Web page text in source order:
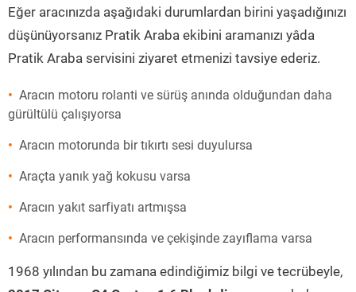
Eğer aracınızda aşağıdaki durumlardan birini yaşadığınızı
düşünüyorsanız Pratik Araba ekibini aramanızı yâda
Pratik Araba servisini ziyaret etmenizi tavsiye ederiz.
Aracın motoru rolanti ve sürüş anında olduğundan daha
gürültülü çalışıyorsa
Aracın motorunda bir tıkırtı sesi duyulursa
Araçta yanık yağ kokusu varsa
Aracın yakıt sarfiyatı artmışsa
Aracın performansında ve çekişinde zayıflama varsa
1968 yılından bu zamana edindiğimiz bilgi ve tecrübeyle,